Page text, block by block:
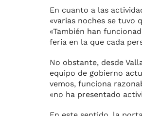
En cuanto a las
«varias noches se tuvo
«También han
feria en la que cada
No obstante, desde
equipo de gobierno
vemos, funciona
«no ha presentado